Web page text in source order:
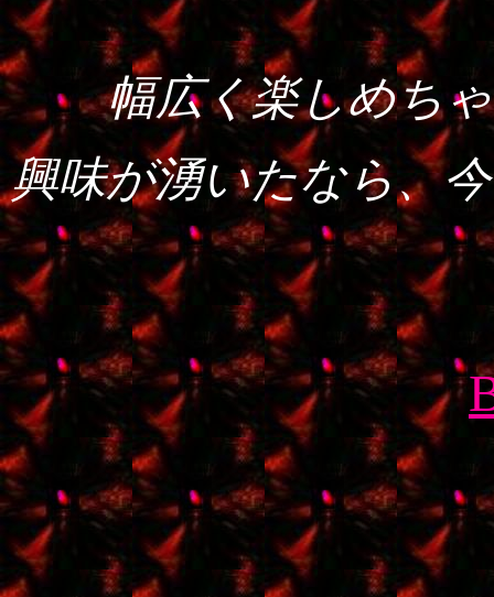
幅広く楽しめち
興味が湧いたなら、